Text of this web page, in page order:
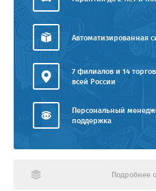
Автоматизированная
7 филиалов и 14
всей России
Персональный
поддержка
Подробнее